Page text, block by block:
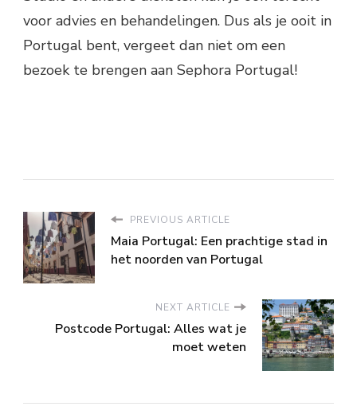
voor advies en behandelingen. Dus als je ooit in
Portugal bent, vergeet dan niet om een
bezoek te brengen aan Sephora Portugal!
PREVIOUS ARTICLE
Maia Portugal: Een prachtige stad in
het noorden van Portugal
NEXT ARTICLE
Postcode Portugal: Alles wat je
moet weten